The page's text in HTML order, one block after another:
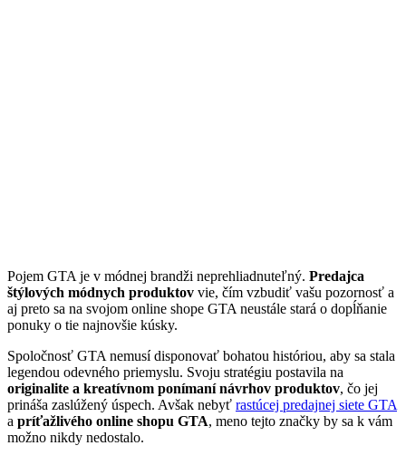
Pojem GTA je v módnej brandži neprehliadnuteľný. Predajca
štýlových módnych produktov vie, čím vzbudiť vašu pozornosť a
aj preto sa na svojom online shope GTA neustále stará o dopĺňanie
ponuky o tie najnovšie kúsky.
Spoločnosť GTA nemusí disponovať bohatou históriou, aby sa stala
legendou odevného priemyslu. Svoju stratégiu postavila na
originalite a kreatívnom ponímaní návrhov produktov, čo jej
prináša zaslúžený úspech. Avšak nebyť rastúcej predajnej siete GTA
a príťažlivého online shopu GTA, meno tejto značky by sa k vám
možno nikdy nedostalo.